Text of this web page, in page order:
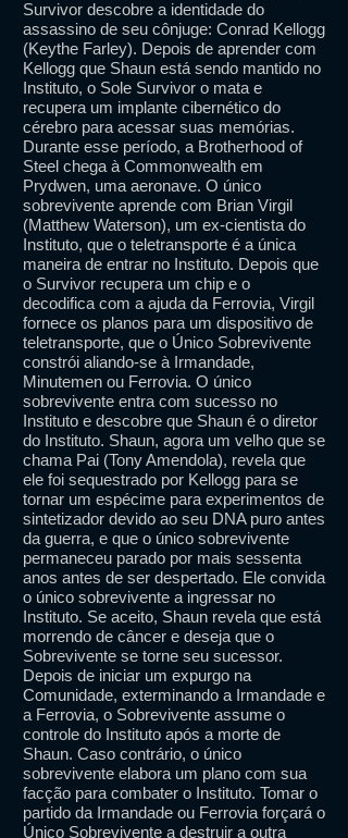
Survivor descobre a identidade do
assassino de seu cônjuge: Conrad Kellogg
(Keythe Farley). Depois de aprender com
Kellogg que Shaun está sendo mantido no
Instituto, o Sole Survivor o mata e
recupera um implante cibernético do
cérebro para acessar suas memórias.
Durante esse período, a Brotherhood of
Steel chega à Commonwealth em
Prydwen, uma aeronave. O único
sobrevivente aprende com Brian Virgil
(Matthew Waterson), um ex-cientista do
Instituto, que o teletransporte é a única
maneira de entrar no Instituto. Depois que
o Survivor recupera um chip e o
decodifica com a ajuda da Ferrovia, Virgil
fornece os planos para um dispositivo de
teletransporte, que o Único Sobrevivente
constrói aliando-se à Irmandade,
Minutemen ou Ferrovia. O único
sobrevivente entra com sucesso no
Instituto e descobre que Shaun é o diretor
do Instituto. Shaun, agora um velho que se
chama Pai (Tony Amendola), revela que
ele foi sequestrado por Kellogg para se
tornar um espécime para experimentos de
sintetizador devido ao seu DNA puro antes
da guerra, e que o único sobrevivente
permaneceu parado por mais sessenta
anos antes de ser despertado. Ele convida
o único sobrevivente a ingressar no
Instituto. Se aceito, Shaun revela que está
morrendo de câncer e deseja que o
Sobrevivente se torne seu sucessor.
Depois de iniciar um expurgo na
Comunidade, exterminando a Irmandade e
a Ferrovia, o Sobrevivente assume o
controle do Instituto após a morte de
Shaun. Caso contrário, o único
sobrevivente elabora um plano com sua
facção para combater o Instituto. Tomar o
partido da Irmandade ou Ferrovia forçará o
Único Sobrevivente a destruir a outra